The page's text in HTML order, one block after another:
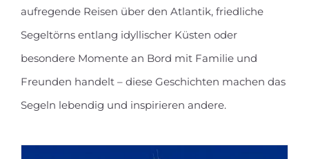
aufregende Reisen über den Atlantik, friedliche
Segeltörns entlang idyllischer Küsten oder
besondere Momente an Bord mit Familie und
Freunden handelt – diese Geschichten machen das
Segeln lebendig und inspirieren andere.